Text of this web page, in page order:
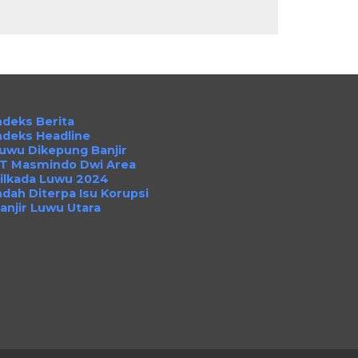
Berita
Headline
Dikepung Banjir
Masmindo Dwi Area
Luwu 2024
Diterpa Isu Korupsi
Luwu Utara